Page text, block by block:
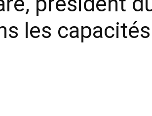
les